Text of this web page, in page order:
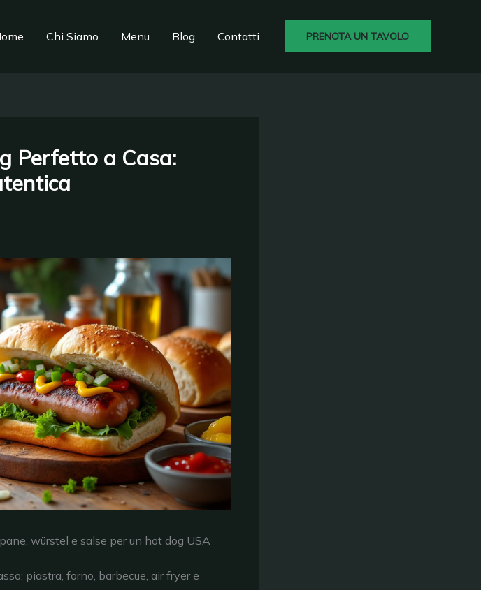
Chi Siamo Menu Blog Contatti PRENOTA UN TAVOLO
Perfetto a Casa:
würstel e salse per un hot dog USA
piastra, forno, barbecue, air fryer e